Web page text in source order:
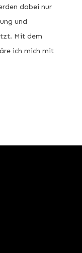
dabei nur
und
Mit dem
ich mich mit